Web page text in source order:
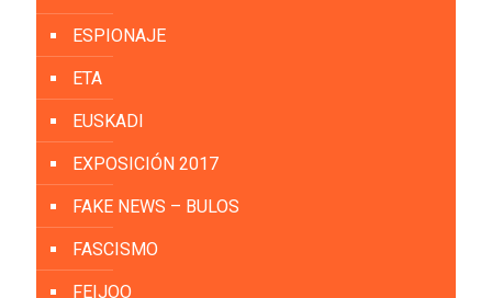
ESPIONAJE
ETA
EUSKADI
EXPOSICIÓN 2017
FAKE NEWS – BULOS
FASCISMO
FEIJOO